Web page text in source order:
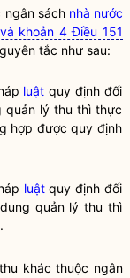
ngân sách nhà nước
khoản 4 Điều 151
tắc như sau:
luật quy định đối
quản lý thu thì thực
hợp được quy định
luậtquy định đối
quản lý thu thì
khác thuộc ngân